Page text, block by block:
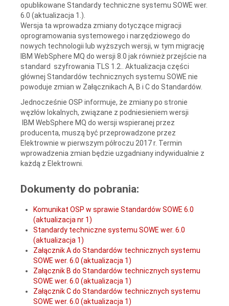
opublikowane Standardy techniczne systemu SOWE wer.
6.0 (aktualizacja 1.).
Wersja ta wprowadza zmiany dotyczące migracji
oprogramowania systemowego i narzędziowego do
nowych technologii lub wyższych wersji, w tym migrację
IBM WebSphere MQ do wersji 8.0 jak również przejście na
standard szyfrowania TLS 1.2.. Aktualizacja części
głównej Standardów technicznych systemu SOWE nie
powoduje zmian w Załącznikach A, B i C do Standardów.
Jednocześnie OSP informuje, że zmiany po stronie
węzłów lokalnych, związane z podniesieniem wersji
IBM WebSphere MQ do wersji wspieranej przez
producenta, muszą być przeprowadzone przez
Elektrownie w pierwszym półroczu 2017 r. Termin
wprowadzenia zmian będzie uzgadniany indywidualnie z
każdą z Elektrowni.
Dokumenty do pobrania:
Komunikat OSP w sprawie Standardów SOWE 6.0
(aktualizacja nr 1)
Standardy techniczne systemu SOWE wer. 6.0
(aktualizacja 1)
Załącznik A do Standardów technicznych systemu
SOWE wer. 6.0 (aktualizacja 1)
Załącznik B do Standardów technicznych systemu
SOWE wer. 6.0 (aktualizacja 1)
Załącznik C do Standardów technicznych systemu
SOWE wer. 6.0 (aktualizacja 1)